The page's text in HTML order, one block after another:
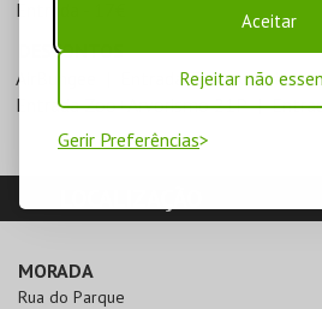
Aceitar
Rejeitar não
Gerir Preferências
Entrada - 17€
DESCONTOS
AirBungee
Entrada Zoo+Arvorismo
Entrada Zoo+Arvorismo 21P
MORADA
Rua do Parque